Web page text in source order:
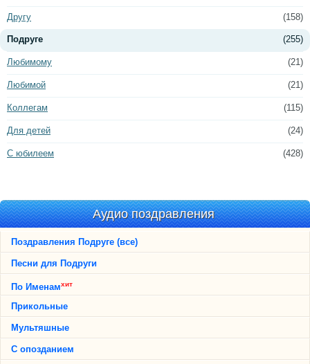
(158)
Другу
(255)
Подруге
(21)
Любимому
(21)
Любимой
(115)
Коллегам
(24)
Для детей
(428)
С юбилеем
Аудио поздравления
Поздравления Подруге (все)
Песни для Подруги
По Именамхит
Прикольные
Мультяшные
С опозданием